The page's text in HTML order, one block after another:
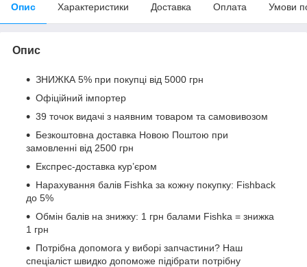
Опис Характеристики Доставка Оплата Умови
Опис
ЗНИЖКА 5% при покупці від 5000 грн
Офіційний імпортер
39 точок видачі з наявним товаром та самовивозом
Безкоштовна доставка Новою Поштою при
замовленні від 2500 грн
Експрес-доставка кур’єром
Нарахування балів Fishka за кожну покупку: Fishback
до 5%
Обмін балів на знижку: 1 грн балами Fishka = знижка
1 грн
Потрібна допомога у виборі запчастини? Наш
спеціаліст швидко допоможе підібрати потрібну